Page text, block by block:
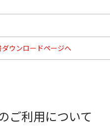
ウンロードページへ
ご利用について